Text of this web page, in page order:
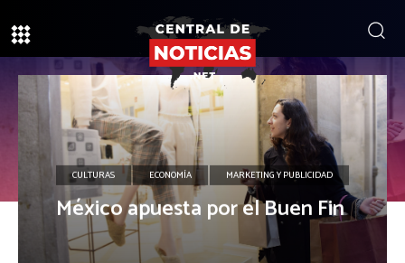
CULTURAS ECONOMÍA MARKETING Y PUBLICIDAD
México apuesta por el Buen Fin